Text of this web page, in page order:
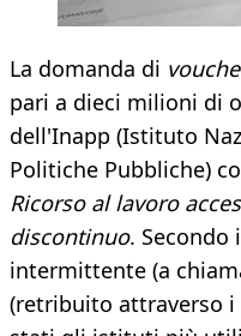
La domanda di
pari a dieci milioni di
dell'Inapp (Istituto
Politiche Pubbliche)
Ricorso al lavoro
discontinuo. Secondo
intermittente (a
(retribuito attraverso